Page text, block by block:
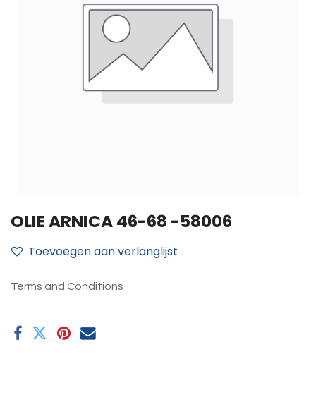
OLIE ARNICA 46-68 -58006
Toevoegen aan verlanglijst
Terms and Conditions